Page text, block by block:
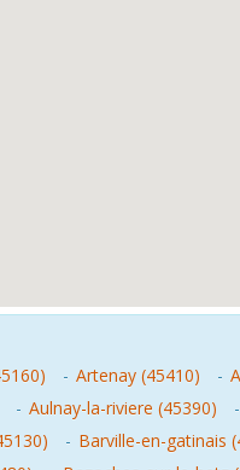
- Artenay (45410) -
- Aulnay-la-riviere (45390) -
- Barville-en-gatinais